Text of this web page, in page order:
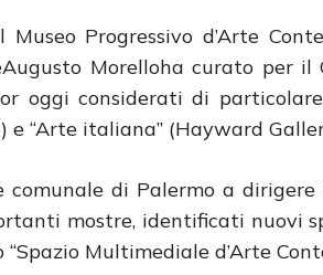
Progressivo d’Arte
Morelloha curato per
oggi considerati di
“Arte italiana” (Hayward
di Palermo a
mostre, identificati nuovi
Multimediale d’Arte